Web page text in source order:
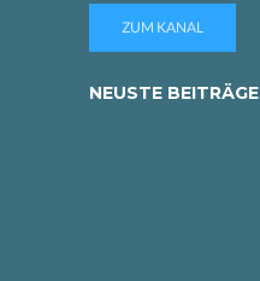
ZUM KANAL
NEUSTE BEITRÄGE